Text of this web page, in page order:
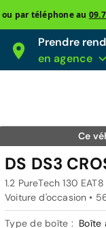
ou par téléphone au
Prendre
en agence
Ce
DS DS3
1.2 PureTech 130
Voiture d'occasion •
Type de boîte : Boîte